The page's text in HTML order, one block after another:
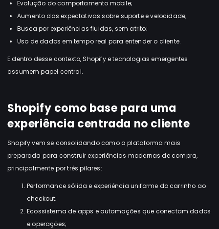
Evolução do comportamento mobile;
Aumento das expectativas sobre suporte e velocidade;
Busca por experiências fluidas, sem atrito;
Uso de dados em tempo real para entender o cliente.
E dentro desse contexto, Shopify e tecnologias emergentes
assumem papel central.
Shopify como base para uma
experiência centrada no cliente
Shopify vem se consolidando como a plataforma mais
preparada para construir experiências modernas de compra,
principalmente por três pilares:
Performance sólida e experiência uniforme do carrinho ao
checkout;
Ecossistema de apps e automações que conectam dados
e operações;